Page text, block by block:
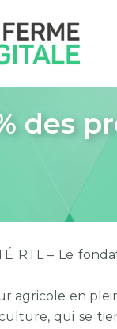
des
RTL – Le
agricole en
qui se